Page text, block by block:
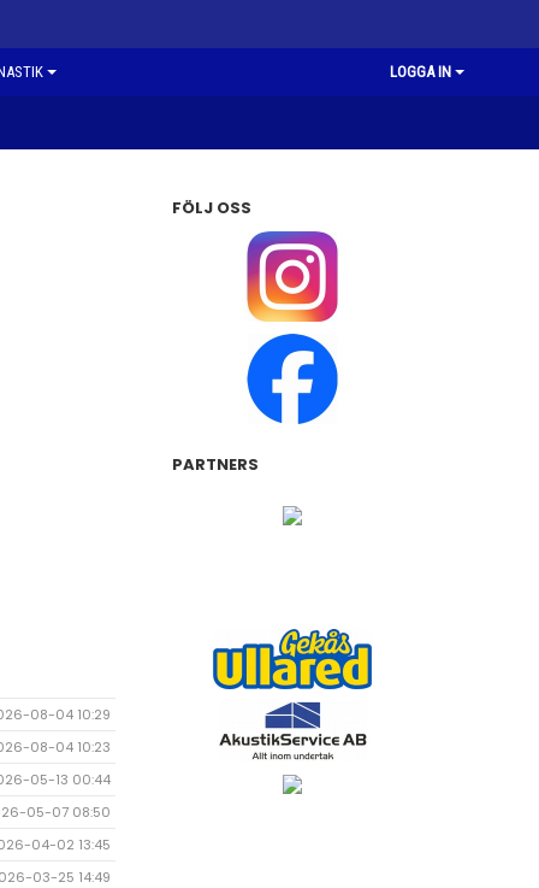
LOGGA IN
08-04 10:29
08-04 10:23
05-13 00:44
05-07 08:50
04-02 13:45
03-25 14:49
FÖLJ OSS
PARTNERS